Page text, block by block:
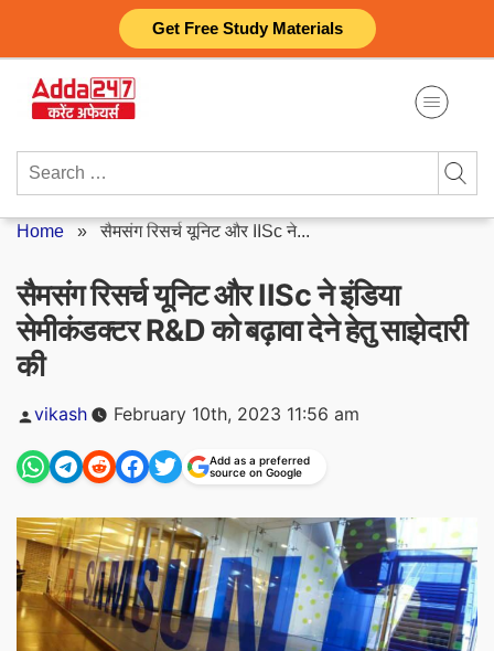
Get Free Study Materials
content
Search
Home »सैमसंग रिसर्च यूनिट और IISc ने...
सैमसंग रिसर्च यूनिट और IISc ने इंडिया
सेमीकंडक्टर R&D को बढ़ावा देने हेतु साझेदारी
की
Posted
vikash February 10th, 2023 11:56 am
Add as a preferred
source on Google